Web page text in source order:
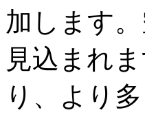
加します
見込まれ
り、より